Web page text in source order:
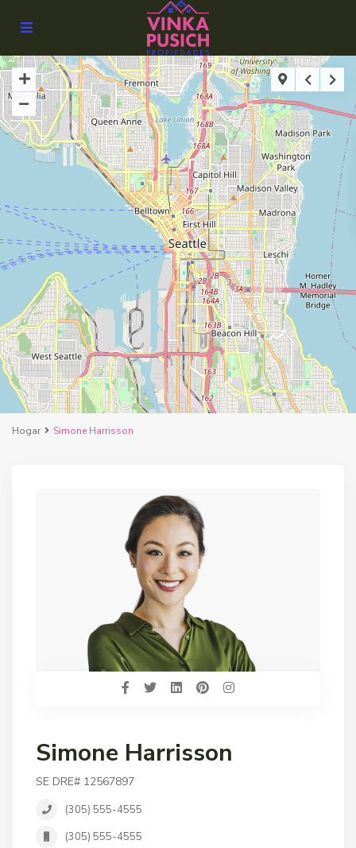
Hogar Simone Harrisson
Simone Harrisson
SE DRE# 12567897
(305) 555-4555
(305) 555-4555